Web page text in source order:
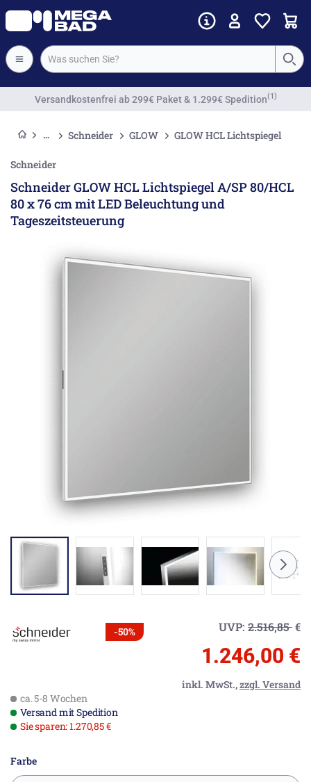
Vorkassenrabatt
Schneider GLOW GLOW HCL Lichtspiegel
Schneider
Schneider GLOW HCL Lichtspiegel A/SP 80/HCL
80 x 76 cm mit LED Beleuchtung und
Tageszeitsteuerung
-50% UVP: 2.516,85€
1.246,00 €
inkl. MwSt.,zzgl. Versand
ca. 5-8 Wochen
Versand mit Spedition
Sie sparen: 1.270,85 €
Farbe